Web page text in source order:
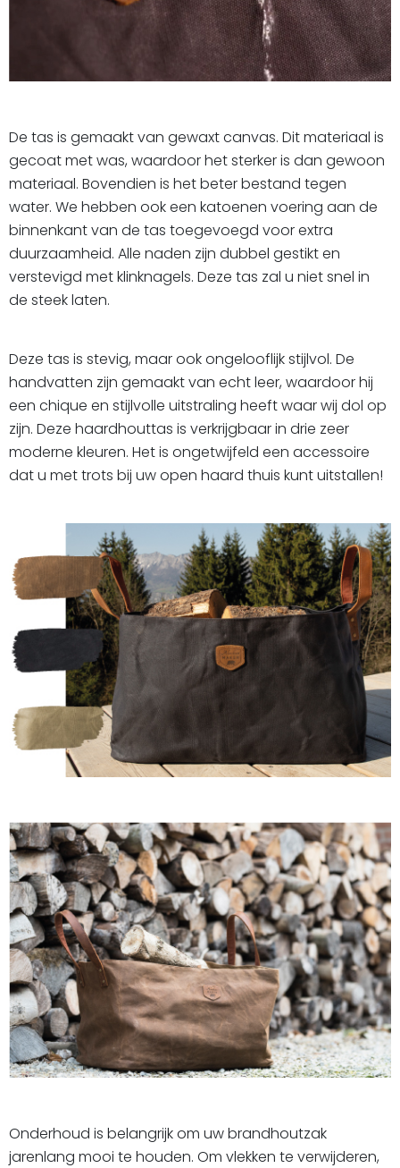
De tas is gemaakt van gewaxt canvas. Dit materiaal is
gecoat met was, waardoor het sterker is dan gewoon
materiaal. Bovendien is het beter bestand tegen
water. We hebben ook een katoenen voering aan de
binnenkant van de tas toegevoegd voor extra
duurzaamheid. Alle naden zijn dubbel gestikt en
verstevigd met klinknagels. Deze tas zal u niet snel in
de steek laten.
Deze tas is stevig, maar ook ongelooflijk stijlvol. De
handvatten zijn gemaakt van echt leer, waardoor hij
een chique en stijlvolle uitstraling heeft waar wij dol op
zijn. Deze haardhouttas is verkrijgbaar in drie zeer
moderne kleuren. Het is ongetwijfeld een accessoire
dat u met trots bij uw open haard thuis kunt uitstallen!
Onderhoud is belangrijk om uw brandhoutzak
jarenlang mooi te houden. Om vlekken te verwijderen,